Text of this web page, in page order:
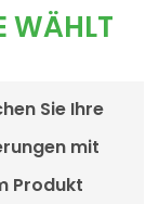
WÄHLT
Sie Ihre
mit
Produkt